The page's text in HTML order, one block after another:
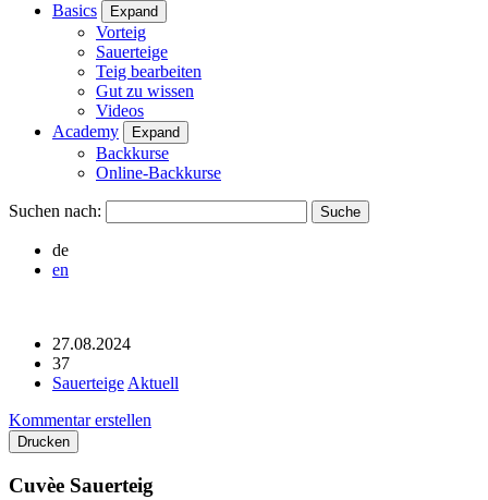
Basics
Expand
Vorteig
Sauerteige
Teig bearbeiten
Gut zu wissen
Videos
Academy
Expand
Backkurse
Online-Backkurse
Suchen nach:
de
en
27.08.2024
37
Sauerteige Aktuell
Kommentar erstellen
Drucken
Cuvèe Sauerteig